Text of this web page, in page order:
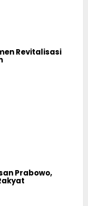
Revitalisasi
Prabowo,